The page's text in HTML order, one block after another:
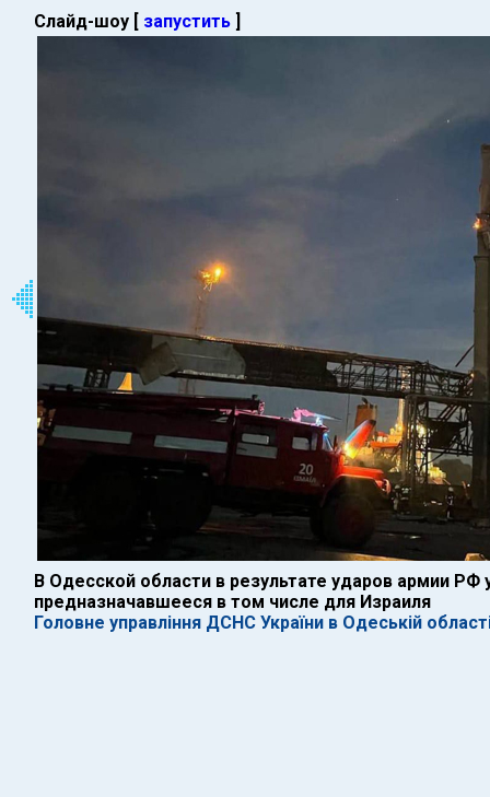
Слайд-шоу [ запустить ]
В Одесской области в результате ударов армии РФ
предназначавшееся в том числе для Израиля
Головне управління ДСНС України в Одеській